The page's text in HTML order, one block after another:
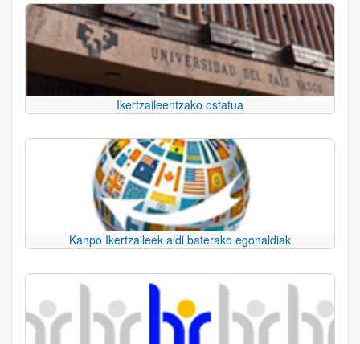
Ikertzaileentzako ostatua
Kanpo Ikertzaileek aldi baterako egonaldiak